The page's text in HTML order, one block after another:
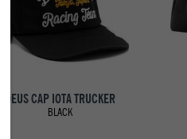
DEUS CAP IOTA TRUCKER
BLACK